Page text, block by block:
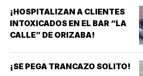
¡HOSPITALIZAN A CLIENTES
INTOXICADOS EN EL BAR “LA
CALLE” DE ORIZABA!
¡SE PEGA TRANCAZO SOLITO!